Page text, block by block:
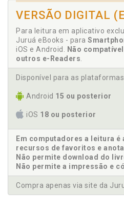
VERSÃO DIGITAL
Para leitura em aplicativo
Juruá eBooks - para
iOS e Android.
Não compatível
outros e-Readers
Disponível para as
Android 15 ou posterior
iOS 18 ou posterior
Em computadores a leitura é
recursos de favoritos e
Não permite download do
Não permite a impressão e
Compra apenas via site da